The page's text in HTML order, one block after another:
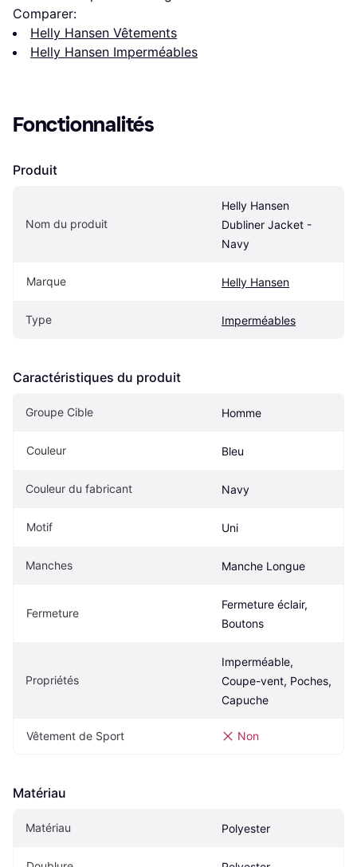
Comparer:
Helly Hansen Vêtements
Helly Hansen Imperméables
Fonctionnalités
Produit
Nom du produit
Helly Hansen
Dubliner Jacket -
Navy
Marque Helly Hansen
Type Imperméables
Caractéristiques du produit
Groupe Cible Homme
Couleur Bleu
Couleur du fabricant Navy
Motif Uni
Manches Manche Longue
Fermeture
Fermeture éclair,
Boutons
Propriétés
Imperméable,
Coupe-vent, Poches,
Capuche
Vêtement de Sport Non
Matériau
Matériau Polyester